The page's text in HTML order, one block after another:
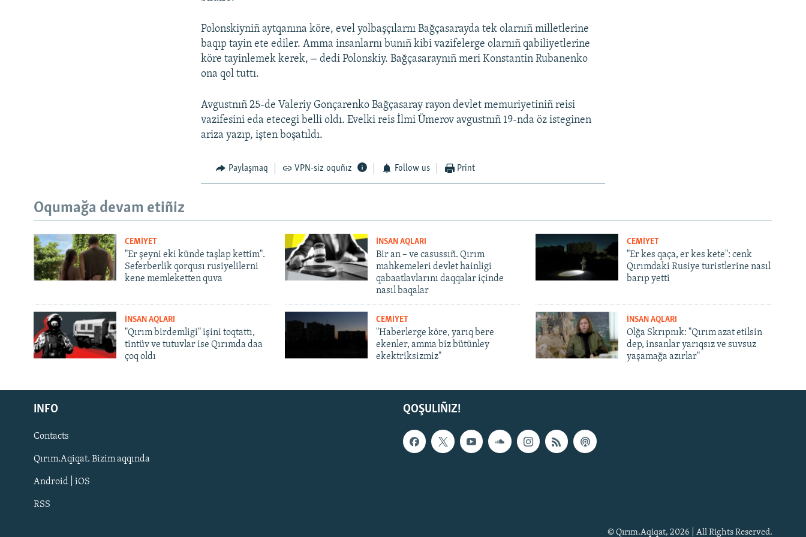
Русский
Українською
QOŞULIÑIZ!
Polonskiyniñ aytqanına köre, evel yolbaşçılarnı Bağçasarayda tek olarnıñ milletlerine
baqıp tayin ete ediler. Amma insanlarnı bunıñ kibi vazifelerge olarnıñ qabiliyetlerine
köre tayinlemek kerek,–dedi Polonskiy. Bağçasaraynıñ meri Konstantin Rubanenko
ona qol tuttı.
Avgustnıñ 25-de Valeriy Gonçarenko Bağçasaray rayon devlet memuriyetiniñ reisi
vazifesini eda etecegi belli oldı. Evelki reis İlmi Ümerov avgustnıñ 19-nda öz isteginen
ariza yazıp, işten boşatıldı.
Paylaşmaq VPN-siz oquñız Follow us Print
Oqumağa devam etiñiz
CEMİYET
"Er şeyni eki künde taşlap kettim".
Seferberlik qorqusı rusiyelilerni
kene memleketten quva
İNSAN AQLARI
Bir an – ve casussıñ. Qırım
mahkemeleri devlet hainligi
qabaatlavlarını daqqalar içinde
nasıl baqalar
CEMİYET
"Er kes qaça, er kes kete": cenk
Qırımdaki Rusiye turistlerine nasıl
barıp yetti
İNSAN AQLARI
"Qırım birdemligi" işini toqtattı,
tintüv ve tutuvlar ise Qırımda daa
çoq oldı
CEMİYET
"Haberlerge köre, yarıq bere
ekenler, amma biz bütünley
ekektriksizmiz"
İNSAN AQLARI
Olğa Skrıpnık: "Qırım azat etilsin
dep, insanlar yarıqsız ve suvsuz
yaşamağa azırlar"
QOŞULIÑIZ!
INFO
Contacts
Qırım.Aqiqat. Bizim aqqında
Android | iOS
RSS
© Qırım.Aqiqat, 2026 | All Rights Reserved.